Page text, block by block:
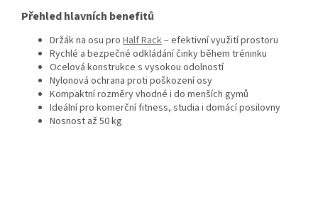
Přehled hlavních benefitů
Držák na osu pro Half Rack– efektivní využití prostoru
Rychlé a bezpečné odkládání činky během tréninku
Ocelová konstrukce s vysokou odolností
Nylonová ochrana proti poškození osy
Kompaktní rozměry vhodné i do menších gymů
Ideální pro komerční fitness, studia i domácí posilovny
Nosnost až 50 kg